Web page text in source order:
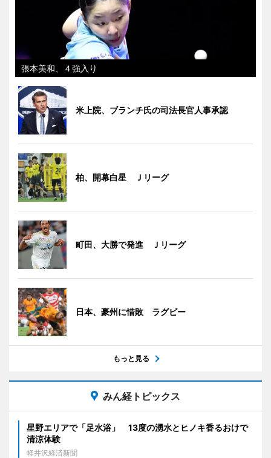
張本美和、４強入り
米上院、ブランチ氏の司法長官人事承認
柏、開幕白星 Ｊリーグ
町田、大勝で発進 Ｊリーグ
日本、豪州に惜敗 ラグビー
もっと見る
みん経トピックス
星野エリアで「足水浴」 13度の湧水とヒノキ香るおけで
清涼体験
軽井沢経済新聞